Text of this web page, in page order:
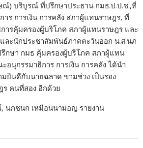
) บริบูรณ์ ที่ปรึกษาประธาน กมธ.ป.ป.ช.,ที่
ร การเงิน การคลัง สภาผู้แทนราษฎร, ที่
ารคุ้มครองผู้บริโภค สภาผู้แทนราษฎร และ
ละนักประชาสัมพันธ์ภาคตะวันออก น.ส.นภ
กษา กมธ คุ้มครองผู้บริโภค สภาผู้แทน
นุกรรมาธิการ การเงิน การคลัง ได้นำ
ยินดีกับนายฉลาด ขามช่วง เป็นรอง
คนที่สอง อีกด้วย
ภชนก เหมือนนามอญ รายงาน